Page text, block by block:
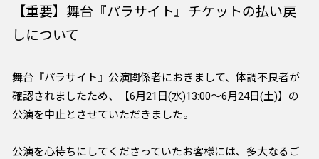
【重要】舞台『パラサイト』チケットの払い戻
しについて
舞台『パラサイト』公演関係者におきまして、体調不良者が
確認されましたため、【6月21日(水)13:00～6月24日(土)】の
公演を中止とさせていただきました。
公演を心待ちにしてくださっていたお客様には、多大なるご